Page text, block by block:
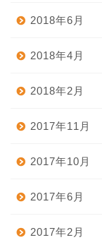
2018年6月
2018年4月
2018年2月
2017年11月
2017年10月
2017年6月
2017年2月